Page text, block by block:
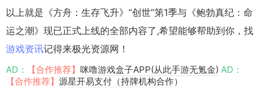
以上就是《方舟：生存飞升》“创世”第1季与《鲍勃真纪：命
运之潮》现已正式上线的全部内容了,希望能够帮助到你，找
游戏资讯记得来极光资源网！
AD： 【合作推荐】 咪噜游戏盒子APP(从此手游无氪金) AD：
【合作推荐】 源星开易支付（持牌机构合作）